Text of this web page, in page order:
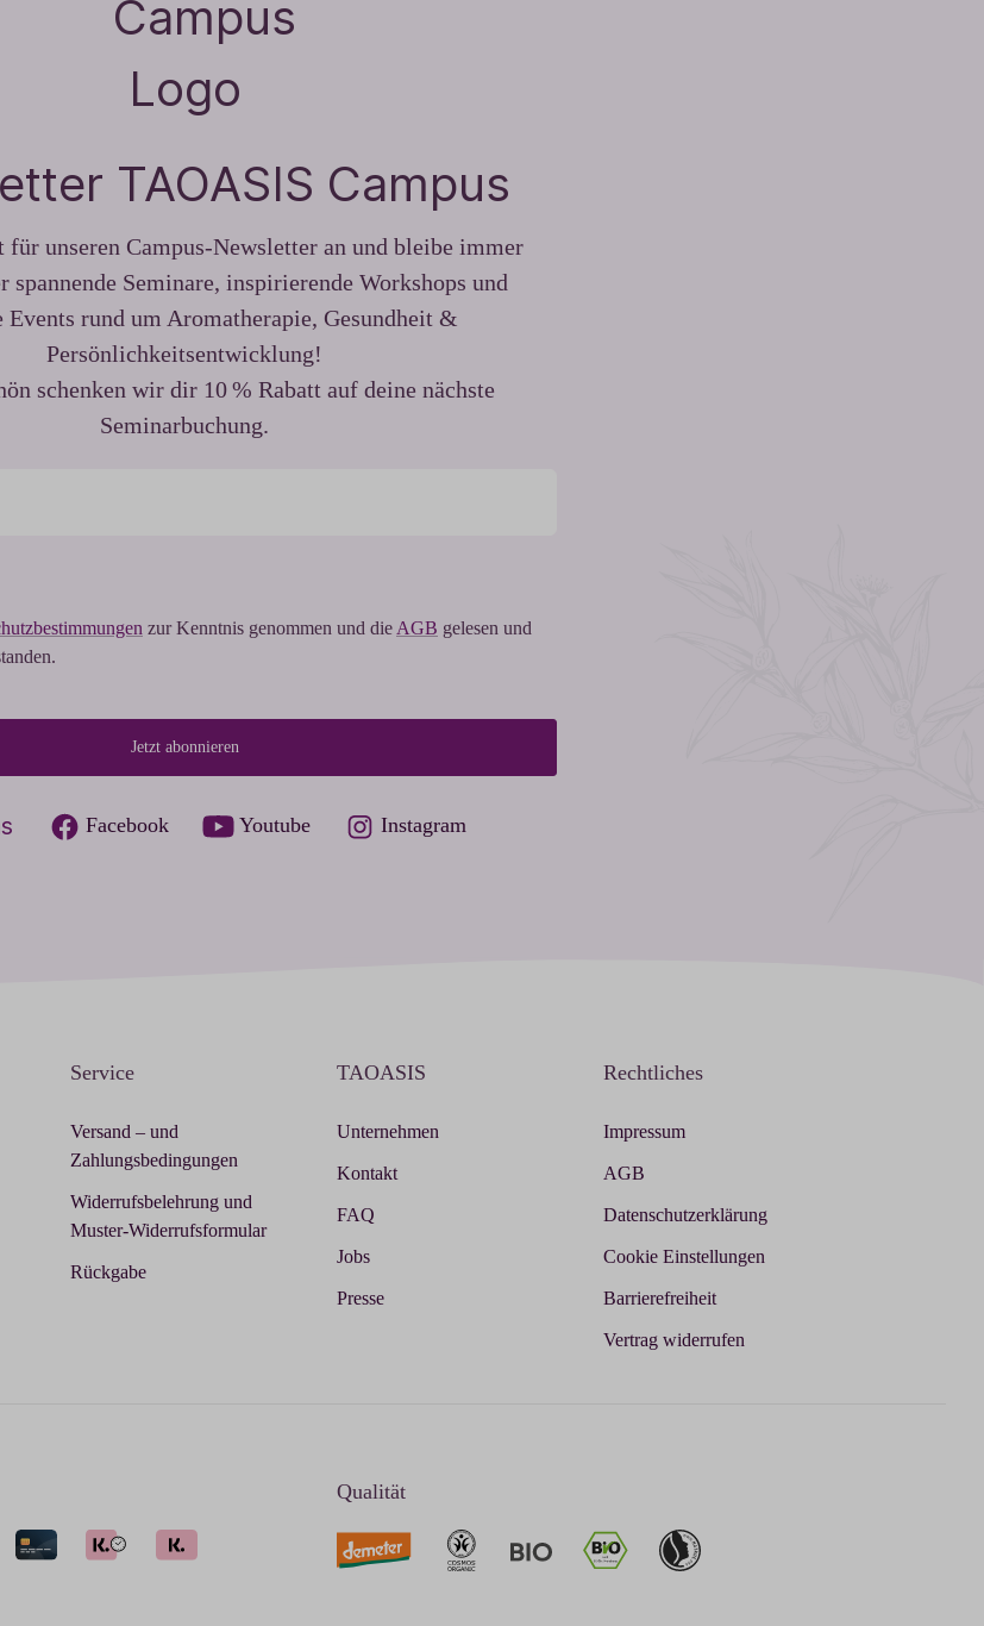
TAOASIS Campus
unseren Campus-Newsletter an und bleibe immer
spannende Seminare, inspirierende Workshops und
Events rund um Aromatherapie, Gesundheit &
Persönlichkeitsentwicklung!
schenken wir dir 10 % Rabatt auf deine nächste
Seminarbuchung.
zur Kenntnis genommen und die AGB gelesen und
Jetzt abonnieren
Facebook Youtube Instagram
Service
Versand – und
Zahlungsbedingungen
Widerrufsbelehrung und
Muster-Widerrufsformular
Rückgabe
TAOASIS
Unternehmen
Kontakt
FAQ
Jobs
Presse
Rechtliches
Impressum
AGB
Datenschutzerklärung
Cookie Einstellungen
Barrierefreiheit
Vertrag widerrufen
Qualität